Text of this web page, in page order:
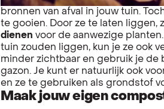
bronnen van afval in jouw tuin.
te gooien. Door ze te laten liggen,
dienen voor de aanwezige
tuin zouden liggen, kun je ze ook
minder zichtbaar en gebruik je de
gazon. Je kunt er natuurlijk ook
en ze te gebruiken als grondstof
Maak jouw eigen